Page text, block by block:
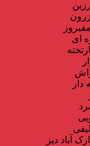
ای
دار
آباد دیز